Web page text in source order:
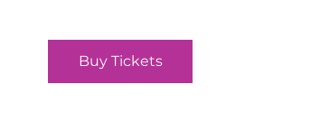
Buy Tickets